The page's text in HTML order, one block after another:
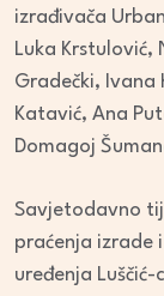
izrađivača
Luka
Gradečki, Ivana
Katavić, Ana
Domagoj
Savjetodavno
praćenja izrade
uređenja